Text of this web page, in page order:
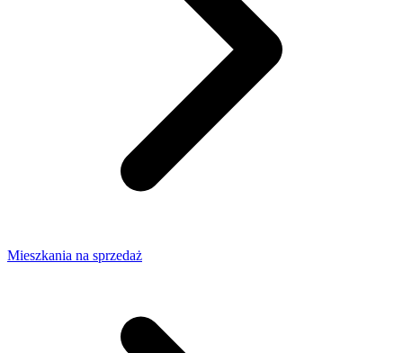
Mieszkania na sprzedaż